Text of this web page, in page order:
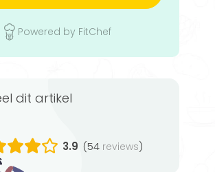
Powered by FitChef
dit artikel
3.9 (54 reviews)